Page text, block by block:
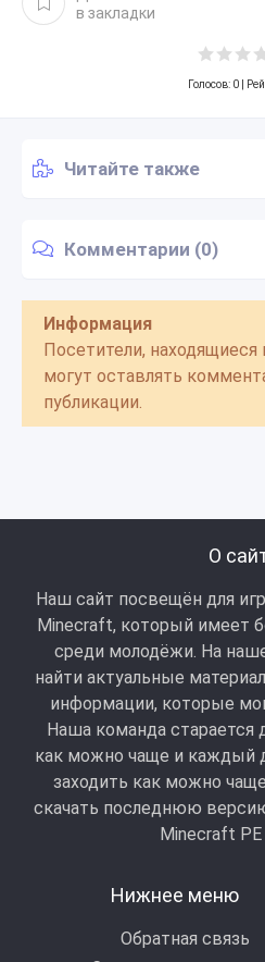
в закладки
Голосов: 0|
Читайте также
Комментарии (0)
Информация
Посетители, находящиеся
могут оставлять
публикации.
О
Наш сайт посвещён для
Minecraft, который имеет
среди молодёжи. На
найти актуальные
информации, которые
Наша команда старается
как можно чаще и каждый
заходить как можно
скачать последнюю
Minecraft РЕ
Нижнее меню
Обратная связь